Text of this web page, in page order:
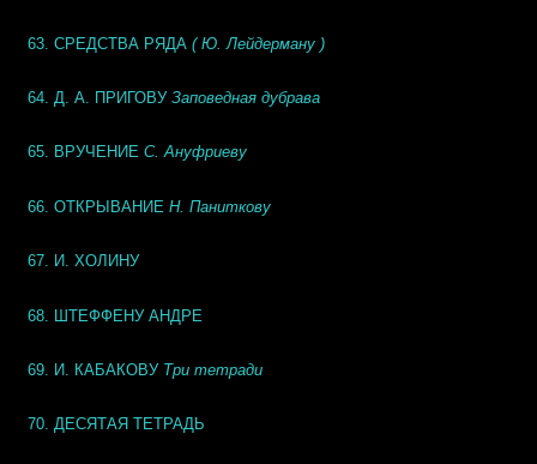
63. СРЕДСТВА РЯДА ( Ю. Лейдерману )
64. Д. А. ПРИГОВУ Заповедная дубрава
65. ВРУЧЕНИЕ С. Ануфриеву
66. ОТКРЫВАНИЕ Н. Паниткову
67. И. ХОЛИНУ
68. ШТЕФФЕНУ АНДРЕ
69. И. КАБАКОВУ Три тетради
70. ДЕСЯТАЯ ТЕТРАДЬ